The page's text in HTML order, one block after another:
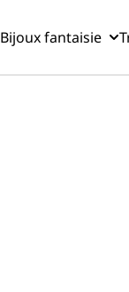
Bijoux fantaisie